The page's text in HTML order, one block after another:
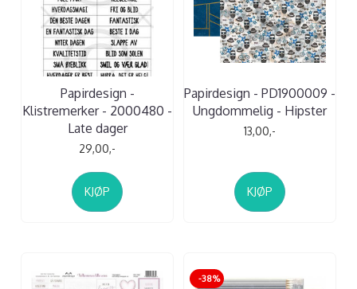
Papirdesign -
Klistremerker - 2000480 -
Late dager
29,00,-
KJØP
Papirdesign - PD1900009 -
Ungdommelig - Hipster
13,00,-
KJØP
-38%